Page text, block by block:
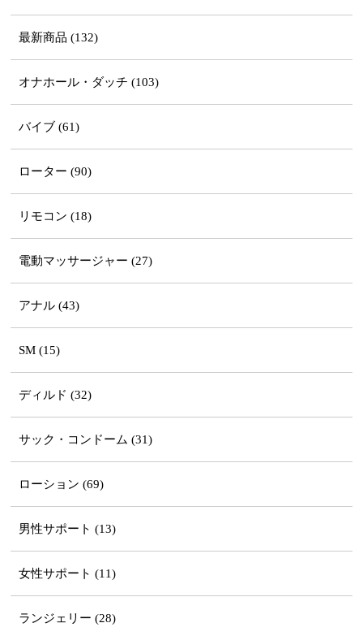
最新商品 (132)
オナホール・ダッチ (103)
バイブ (61)
ローター (90)
リモコン (18)
電動マッサージャー (27)
アナル (43)
SM (15)
ディルド (32)
サック・コンドーム (31)
ローション (69)
男性サポート (13)
女性サポート (11)
ランジェリー (28)